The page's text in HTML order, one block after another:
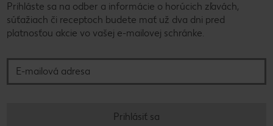
Prihláste sa na odber a informácie o horúcich zľavách,
súťažiach či receptoch budete mať už dva dni pred
platnosťou akcie vo vašej e-mailovej schránke.
Prihlásiť sa